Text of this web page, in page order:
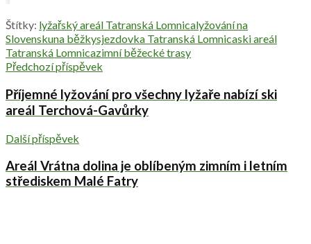
Štítky: lyžařský areál Tatranská Lomnicalyžování na
Slovenskuna běžkysjezdovka Tatranská Lomnicaski areál
Tatranská Lomnicazimní běžecké trasy
Předchozí příspěvek
Příjemné lyžování pro všechny lyžaře nabízí ski
areál Terchová-Gavůrky
Další příspěvek
Areál Vrátna dolina je oblíbeným zimním i letním
střediskem Malé Fatry